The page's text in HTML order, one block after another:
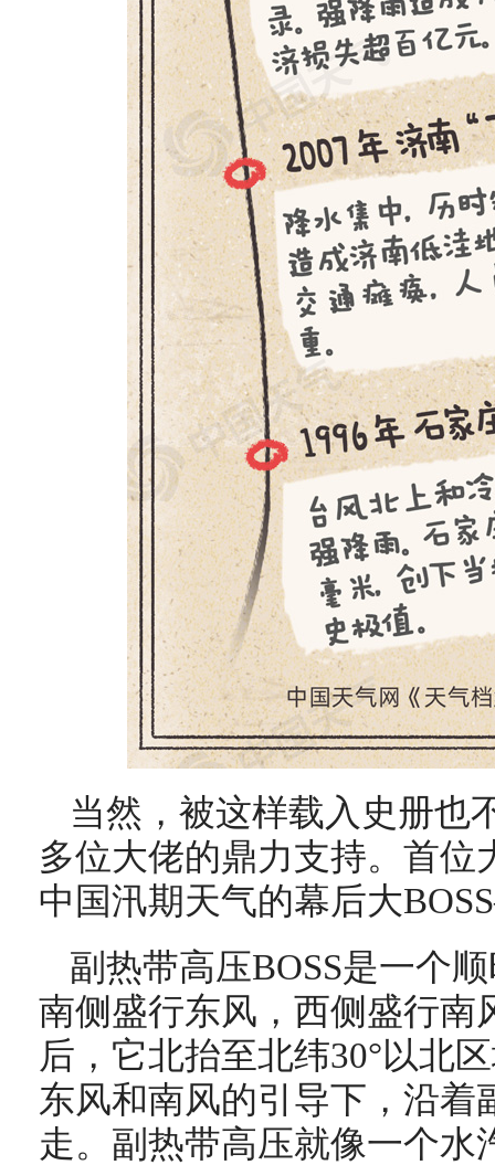
当然，被这样载入史册也
多位大佬的鼎力支持。首位
中国汛期天气的幕后大
副热带高压BOSS是一个
南侧盛行东风，西侧盛行南
后，它北抬至北纬30°以北
东风和南风的引导下，沿着
走。副热带高压就像一个水